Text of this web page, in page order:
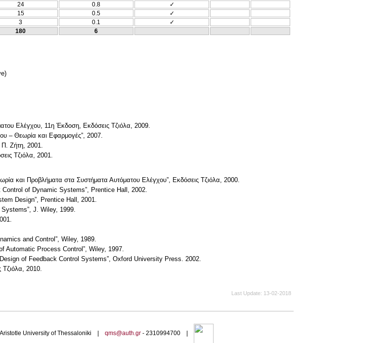
24 0.8
✓
15 0.5
✓
3 0.1
✓
180 6
Ελέγχου, 11η Έκδοση, Εκδόσεις Τζιόλα, 2009.
– Θεωρία και Εφαρμογές”, 2007.
Ζήτη, 2001.
Τζιόλα, 2001.
και Προβλήματα στα Συστήματα Αυτόματου Ελέγχου”, Εκδόσεις Τζιόλα, 2000.
of Dynamic Systems”, Prentice Hall, 2002.
Design”, Prentice Hall, 2001.
J. Wiley, 1999.
and Control”, Wiley, 1989.
Automatic Process Control”, Wiley, 1997.
of Feedback Control Systems”, Oxford University Press. 2002.
Τζιόλα, 2010.
Last Update 13-02-2018
University of Thessaloniki | qms@auth.gr- 2310994700 |